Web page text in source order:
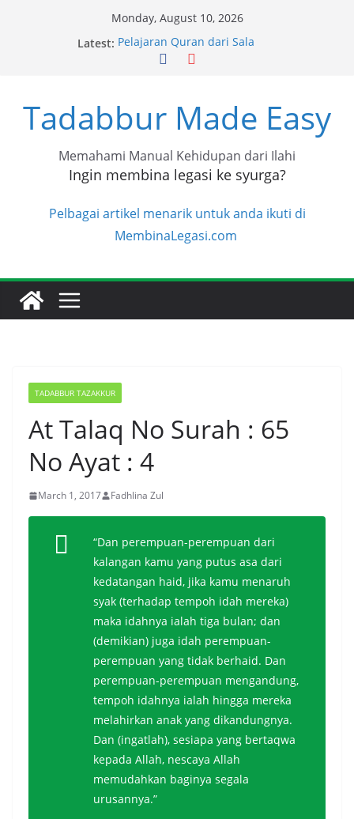
Monday, August 10, 2026
Latest: Pelajaran Quran dari Sala
Pelajaran Quran dari Achik
Pelajaran Quran dari Niza
Tadabbur Made Easy
Memahami Manual Kehidupan dari Ilahi
Ingin membina legasi ke syurga?
Pelbagai artikel menarik untuk anda ikuti di
MembinaLegasi.com
TADABBUR TAZAKKUR
At Talaq No Surah : 65
No Ayat : 4
March 1, 2017 Fadhlina Zul
“Dan perempuan-perempuan dari
kalangan kamu yang putus asa dari
kedatangan haid, jika kamu menaruh
syak (terhadap tempoh idah mereka)
maka idahnya ialah tiga bulan; dan
(demikian) juga idah perempuan-
perempuan yang tidak berhaid. Dan
perempuan-perempuan mengandung,
tempoh idahnya ialah hingga mereka
melahirkan anak yang dikandungnya.
Dan (ingatlah), sesiapa yang bertaqwa
kepada Allah, nescaya Allah
memudahkan baginya segala
urusannya.”